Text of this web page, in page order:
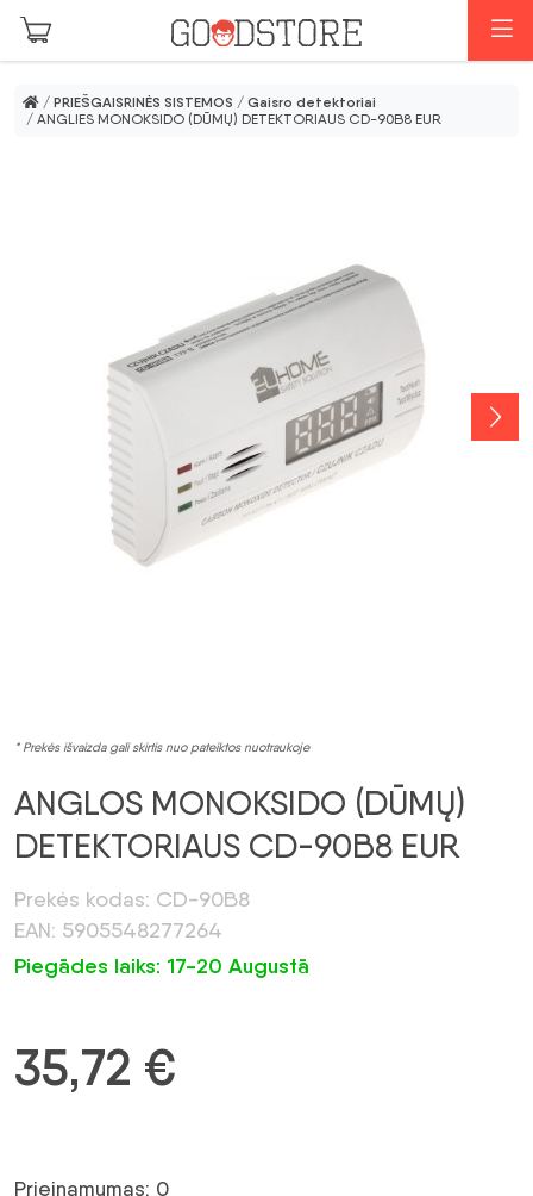
Pereiti prie pagrindinio turinio
/ PRIEŠGAISRINĖS SISTEMOS / Gaisro detektoriai
/ ANGLIES MONOKSIDO (DŪMŲ) DETEKTORIAUS CD-90B8 EUR
* Prekės išvaizda gali skirtis nuo pateiktos nuotraukoje
ANGLOS MONOKSIDO (DŪMŲ)
DETEKTORIAUS CD-90B8 EUR
Prekės kodas: CD-90B8
EAN: 5905548277264
Piegādes laiks: 17-20 Augustā
35,72 €
Prieinamumas: 0